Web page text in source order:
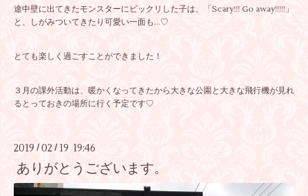
途中壁に出てきたモンスターにビックリした子は、「Scary!!! Go away!!!!!」
と、しがみついてきたり可愛い一面も...♡
とても楽しく過ごすことができました！
３月の課外活動は、暖かくなってきたから大きな公園と大きな飛行機が見れ
るとっておきの場所に行く予定です♡
2019 /02 / 19 19:46
ありがとうございます。